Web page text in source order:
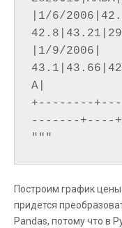
|1/6/
|1/9/2006|
A|
+--------
-------+----+
Построим график
придется
Pandas, потому что в